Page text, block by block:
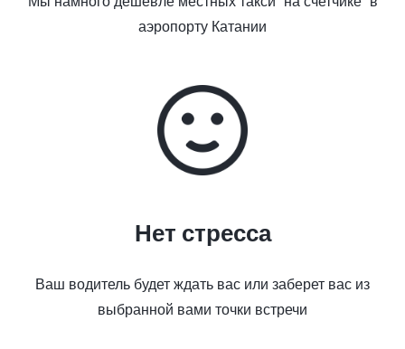
аэропорту Катании
Нет стресса
Ваш водитель будет ждать вас или заберет вас из
выбранной вами точки встречи